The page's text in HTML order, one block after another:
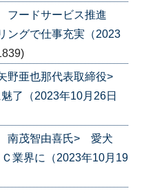
ードサービス推進
グで仕事充実（2023
野亜也那代表取締役>
了（2023年10月26日
南茂智由喜氏> 愛犬
業界に（2023年10月19